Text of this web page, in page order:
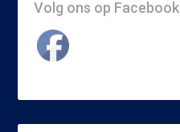
Volg ons op Facebook